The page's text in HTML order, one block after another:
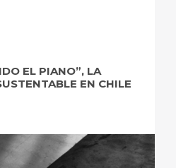
EL PIANO”, LA
EN CHILE